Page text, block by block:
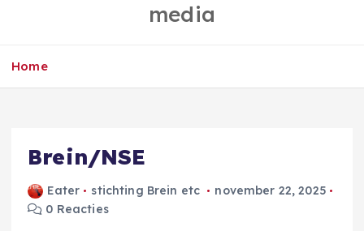
media
Home
Brein/NSE
Eater stichting Brein etc
november 22, 2025
0 Reacties